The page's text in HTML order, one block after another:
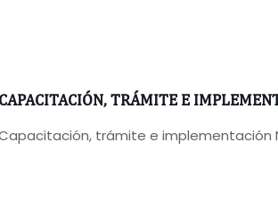
CAPACITACIÓN, TRÁMITE E
trámite e implementación